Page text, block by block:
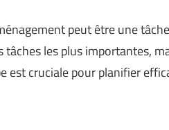
peut être une
tâches les plus importantes,
est cruciale pour planifier